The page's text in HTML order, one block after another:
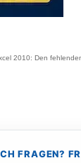
2010: Den
FRAGEN?